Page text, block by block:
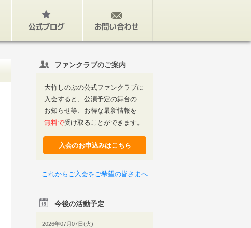
ファンクラブのご案内
大竹しのぶの公式ファンクラブに
入会すると、公演予定の舞台の
お知らせ等、お得な最新情報を
無料で受け取ることができます。
入会のお申込みはこちら
これからご入会をご希望の皆さまへ
今後の活動予定
2026年07月07日(火)